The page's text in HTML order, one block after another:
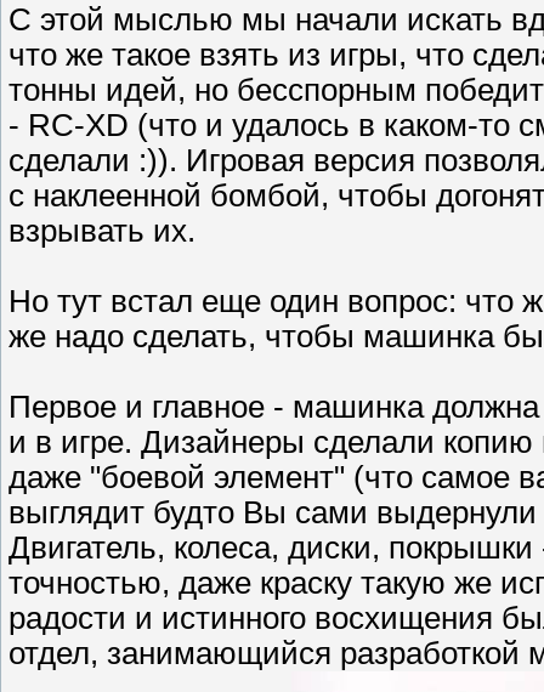
С этой мыслью мы начали искать
что же такое взять из игры, что
тонны идей, но бесспорным
- RC-XD (что и удалось в каком-то
сделали :)). Игровая версия
с наклеенной бомбой, чтобы
взрывать их.
Но тут встал еще один вопрос:
же надо сделать, чтобы машинка
Первое и главное - машинка должна
и в игре. Дизайнеры сделали
даже "боевой элемент" (что самое
выглядит будто Вы сами
Двигатель, колеса, диски,
точностью, даже краску такую же
радости и истинного восхищения
отдел, занимающийся разработкой